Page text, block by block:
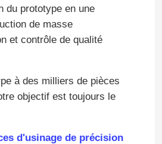
du prototype en une
de masse
et contrôle de qualité
à des milliers de pièces
objectif est toujours le
d'usinage de précision